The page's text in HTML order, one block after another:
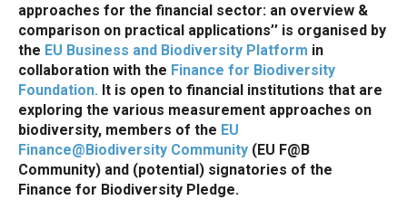
approaches for the financial sector: an overview &
comparison on practical applications’’ is organised by
the EU Business and Biodiversity Platform in
collaboration with the Finance for Biodiversity
Foundation. It is open to financial institutions that are
exploring the various measurement approaches on
biodiversity, members of the EU
Finance@Biodiversity Community (EU F@B
Community) and (potential) signatories of the
Finance for Biodiversity Pledge.